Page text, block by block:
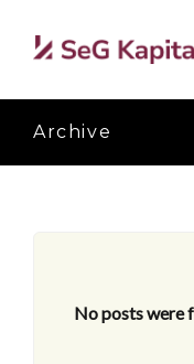
Archive
No posts were